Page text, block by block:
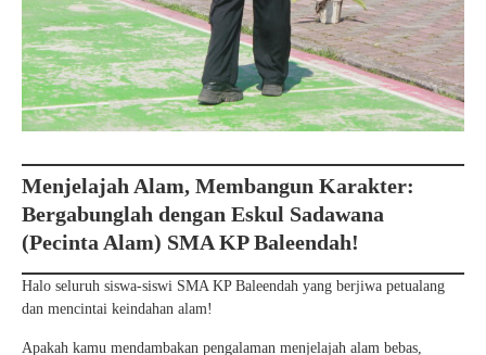
Menjelajah Alam, Membangun Karakter:
Bergabunglah dengan Eskul Sadawana
(Pecinta Alam) SMA KP Baleendah!
Halo seluruh siswa-siswi SMA KP Baleendah yang berjiwa petualang
dan mencintai keindahan alam!
Apakah kamu mendambakan pengalaman menjelajah alam bebas,